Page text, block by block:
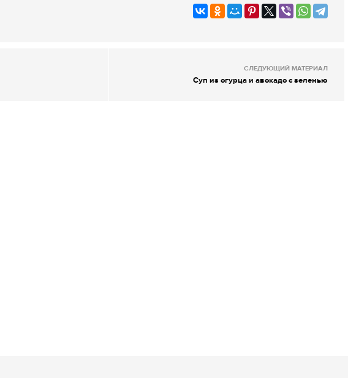
СЛЕДУЮЩИЙ МАТЕРИАЛ
Суп из огурца и авокадо с зеленью